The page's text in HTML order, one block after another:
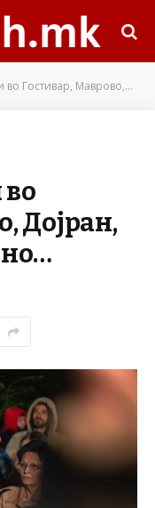
Маврово, Дојран, Гевгелија, Неготино…
Дојран,